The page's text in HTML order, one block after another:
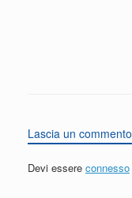
Lascia un commento
Devi essere connesso